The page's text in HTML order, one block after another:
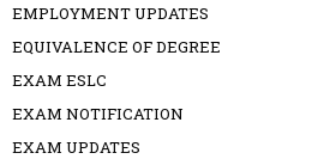
EMPLOYMENT UPDATES
EQUIVALENCE OF DEGREE
EXAM ESLC
EXAM NOTIFICATION
EXAM UPDATES